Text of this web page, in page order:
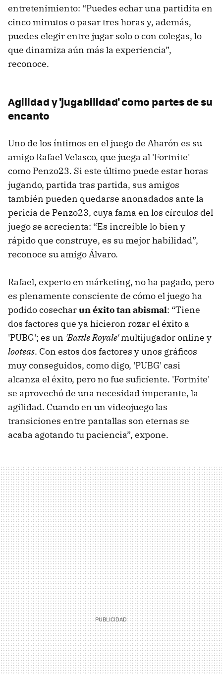
entretenimiento: “Puedes echar una partidita en
cinco minutos o pasar tres horas y, además,
puedes elegir entre jugar solo o con colegas, lo
que dinamiza aún más la experiencia”,
reconoce.
Agilidad y 'jugabilidad' como partes de su
encanto
Uno de los íntimos en el juego de Aharón es su
amigo Rafael Velasco, que juega al 'Fortnite'
como Penzo23. Si este último puede estar horas
jugando, partida tras partida, sus amigos
también pueden quedarse anonadados ante la
pericia de Penzo23, cuya fama en los círculos del
juego se acrecienta: “Es increíble lo bien y
rápido que construye, es su mejor habilidad”,
reconoce su amigo Álvaro.
Rafael, experto en márketing, no ha pagado, pero
es plenamente consciente de cómo el juego ha
podido cosecharun éxito tan abismal: “Tiene
dos factores que ya hicieron rozar el éxito a
'PUBG'; es un 'Battle Royale'multijugador online y
looteas. Con estos dos factores y unos gráficos
muy conseguidos, como digo, 'PUBG' casi
alcanza el éxito, pero no fue suficiente. 'Fortnite'
se aprovechó de una necesidad imperante, la
agilidad. Cuando en un videojuego las
transiciones entre pantallas son eternas se
acaba agotando tu paciencia”, expone.